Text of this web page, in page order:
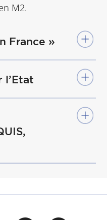
M2.
France »
l’Etat